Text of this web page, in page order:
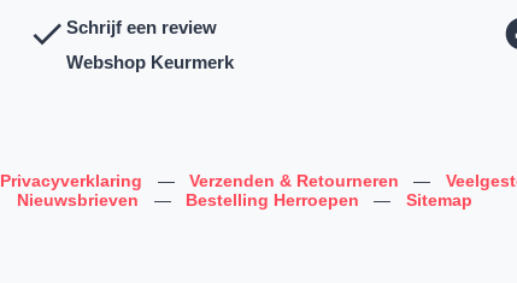
Schrijf een review
Webshop Keurmerk
Privacyverklaring — Verzenden & Retourneren —
Nieuwsbrieven
— Bestelling Herroepen — Sitemap